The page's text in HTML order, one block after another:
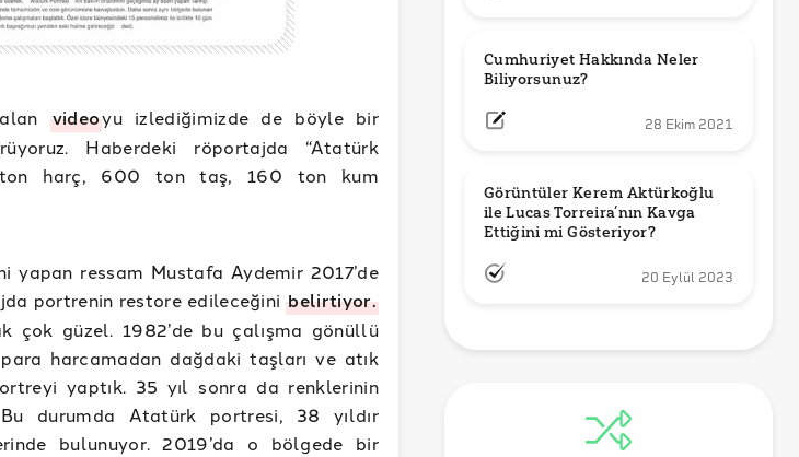
videoyu izlediğimizde de böyle bir
Haberdeki röportajda “Atatürk
ton harç, 600 ton taş, 160 ton kum
ressam Mustafa Aydemir 2017’de
portrenin restore edileceğinibelirtiyor.
çok güzel. 1982’de bu çalışma gönüllü
harcamadan dağdaki taşları ve atık
yaptık. 35 yıl sonra da renklerinin
durumda Atatürk portresi, 38 yıldır
bulunuyor. 2019’da o bölgede bir
Cumhuriyet Hakkında Neler
Biliyorsunuz?
28 Ekim 2021
Görüntüler Kerem Aktürkoğlu
ile Lucas Torreira’nın Kavga
Ettiğini mi Gösteriyor?
20 Eylül 2023